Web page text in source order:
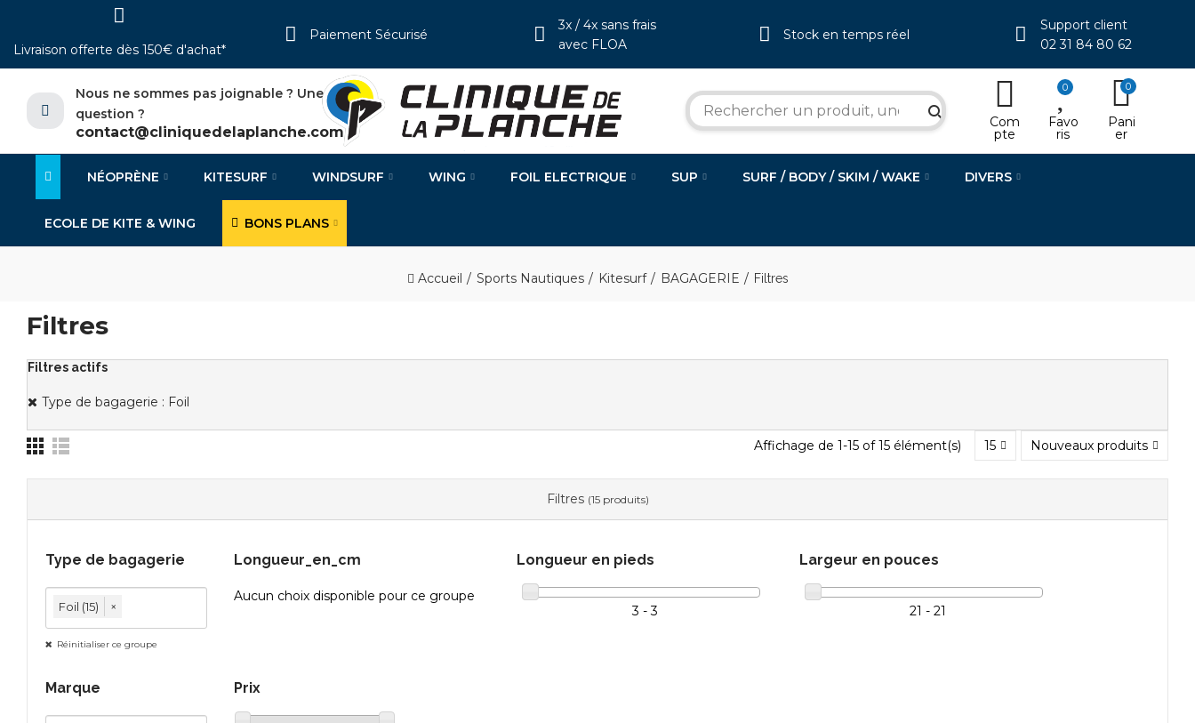
Livraison offerte dès 150€ d'achat*
Paiement Sécurisé
3x / 4x sans frais
avec FLOA
Stock en temps réel
Support client
02 31 84 80 62
Nous ne sommes pas joignable ? Une
question ?
contact@cliniquedelaplanche.com
search Com
pte
0
Favo
ris
0
Pani
er
NÉOPRÈNE KITESURF WINDSURF WING FOIL ELECTRIQUE SUP SURF / BODY / SKIM / WAKE DIVERS
ECOLE DE KITE & WING BONS PLANS
Accueil Sports Nautiques Kitesurf BAGAGERIE Filtres
Filtres
Filtres actifs
Type de bagagerie : Foil
Affichage de 1-15 of 15 élément(s) 15 Nouveaux produits
Filtres (15 produits)
Type de bagagerie
Foil (15) ×
Réinitialiser ce groupe
Longueur_en_cm
Aucun choix disponible pour ce groupe
Longueur en pieds
3 - 3
Largeur en pouces
21 - 21
Marque Prix